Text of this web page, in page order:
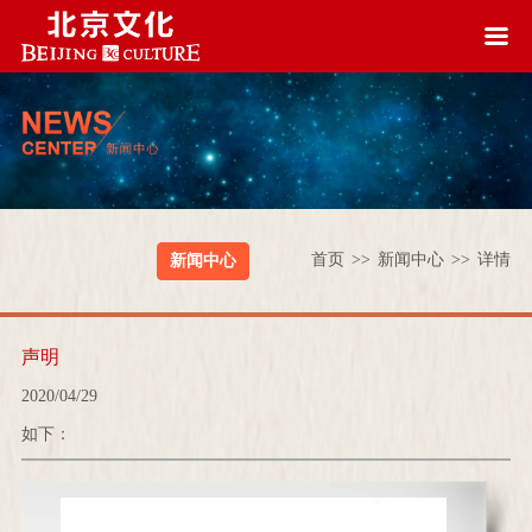
新闻中心 首页 >> 新闻中心 >> 详情
声明
2020/04/29
如下：